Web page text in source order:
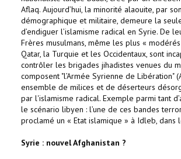
Aflaq. Aujourd’hui, la minorité alaouite, par
démographique et militaire, demeure la
d’endiguer l’islamisme radical en Syrie. De
Frères musulmans, même les plus «
Qatar, la Turquie et les Occidentaux, sont
contrôler les brigades jihadistes venues du
composent "l’Armée Syrienne de Libération"
ensemble de milices et de déserteurs
par l'islamisme radical. Exemple parmi tant
le scénario libyen : l’une de ces bandes
proclamé un « Etat islamique » à Idleb, dans
Syrie : nouvel Afghanistan ?